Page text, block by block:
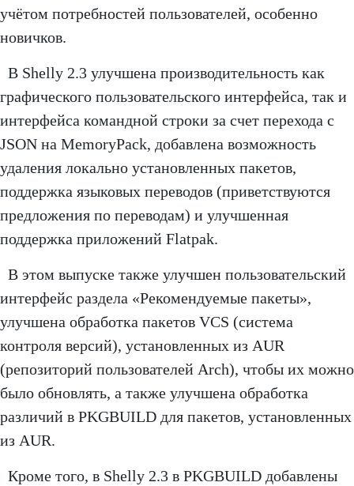
учётом потребностей пользователей, особенно
новичков.
В Shelly 2.3 улучшена производительность как
графического пользовательского интерфейса, так и
интерфейса командной строки за счет перехода с
JSON на MemoryPack, добавлена возможность
удаления локально установленных пакетов,
поддержка языковых переводов (приветствуются
предложения по переводам) и улучшенная
поддержка приложений Flatpak.
В этом выпуске также улучшен пользовательский
интерфейс раздела «Рекомендуемые пакеты»,
улучшена обработка пакетов VCS (система
контроля версий), установленных из AUR
(репозиторий пользователей Arch), чтобы их можно
было обновлять, а также улучшена обработка
различий в PKGBUILD для пакетов, установленных
из AUR.
Кроме того, в Shelly 2.3 в PKGBUILD добавлены